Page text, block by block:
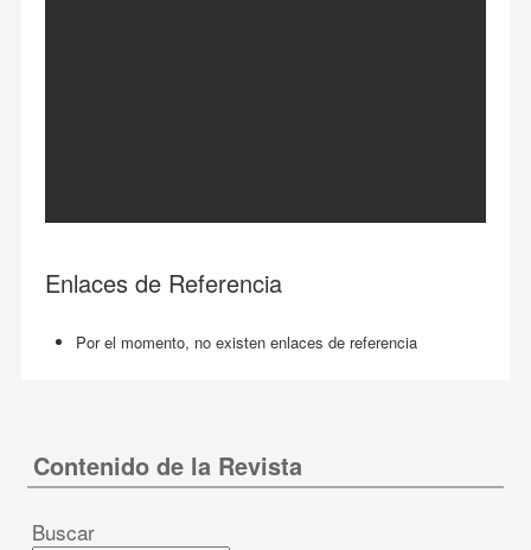
Enlaces de Referencia
Por el momento, no existen enlaces de referencia
Contenido de la Revista
Buscar